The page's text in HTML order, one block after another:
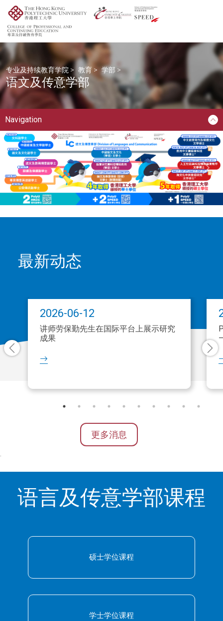
专业及持续教育学院 > 教育 > 学部 >
语文及传意学部
Navigation
Next
最新动态
2026-06-12
讲师劳保勤先生在国际平台上展示研究
成果
更多消息
语言及传意学部课程
硕士学位课程
学士学位课程